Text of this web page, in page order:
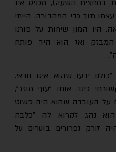
השעה), מכניס את
תוך כדי המהדורה. הייתי
המון שיחות על פורנו
ואז הוא היה פותח
ידעו שהוא איש נוראי.
כינה אותו "עוף מוזר",
העובדה שהוא היה פשוט
נהג לקרוא לה "כלבה
גפרורים בוערים על